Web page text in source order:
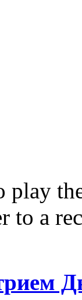
play
to a